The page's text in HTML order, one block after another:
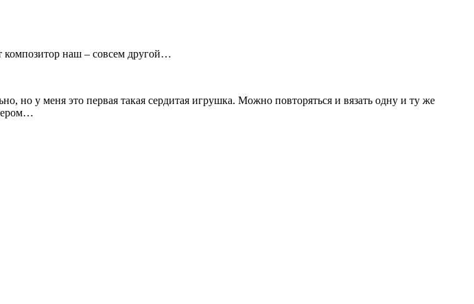
наш – совсем другой…
но у меня это первая такая сердитая игрушка. Можно повторяться и вязать одну и ту же